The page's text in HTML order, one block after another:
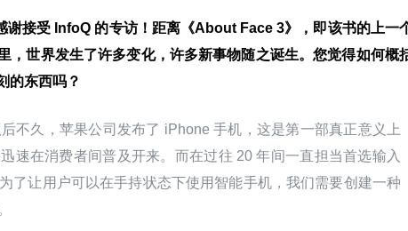
谢接受 InfoQ 的专访！距离《About Face 3》，即该书的上一
，世界发生了许多变化，许多新事物随之诞生。您觉得如何概
的东西吗？
不久，苹果公司发布了 iPhone 手机，这是第一部真正意义上
速在消费者间普及开来。而在过往 20 年间一直担当首选输入
了让用户可以在手持状态下使用智能手机，我们需要创建一种